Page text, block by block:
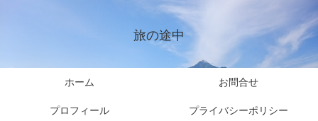
旅の途中
ホーム お問合せ
プロフィール プライバシーポリシー